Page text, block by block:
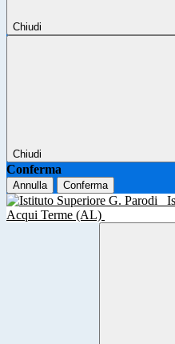
Chiudi
Chiudi
Conferma
Annulla Conferma
Acqui Terme (AL)